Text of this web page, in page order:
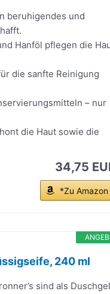
beruhigendes und
Hanföl pflegen die
die sanfte Reinigung
– nur
die Haut sowie die
34,75
*Zu Amazon
240 ml
sind als